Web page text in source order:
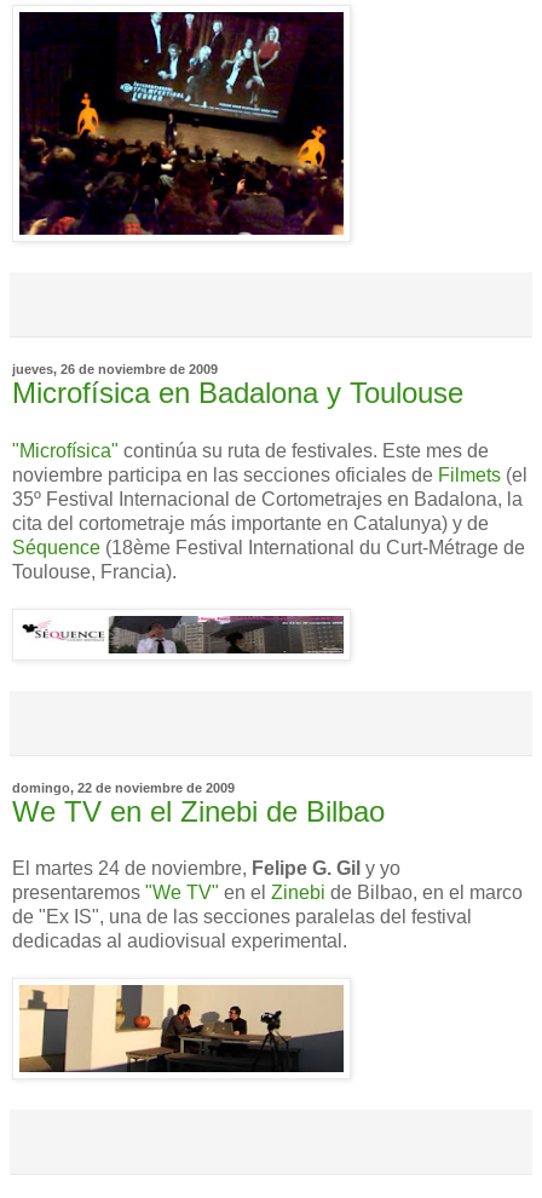
jueves, 26 de noviembre de 2009
Microfísica en Badalona y Toulouse
"Microfísica" continúa su ruta de festivales. Este mes de
noviembre participa en las secciones oficiales de Filmets (el
35º Festival Internacional de Cortometrajes en Badalona, la
cita del cortometraje más importante en Catalunya) y de
Séquence (18ème Festival International du Curt-Métrage de
Toulouse, Francia).
domingo, 22 de noviembre de 2009
We TV en el Zinebi de Bilbao
El martes 24 de noviembre, Felipe G. Gil y yo
presentaremos "We TV" en el Zinebi de Bilbao, en el marco
de "Ex IS", una de las secciones paralelas del festival
dedicadas al audiovisual experimental.